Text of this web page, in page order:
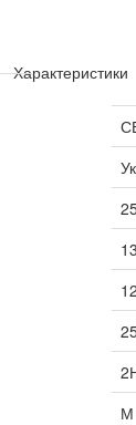
Характеристики
М